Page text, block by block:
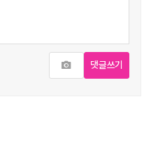
사진추가
댓글쓰기